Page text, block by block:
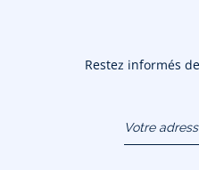
Restez informés
(exemple :